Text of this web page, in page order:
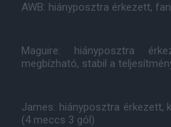
AWB: hiányposztra érkezett,
Maguire: hiányposztra
megbízható, stabil a
James: hiányposztra érkezett,
(4 meccs 3 gól)